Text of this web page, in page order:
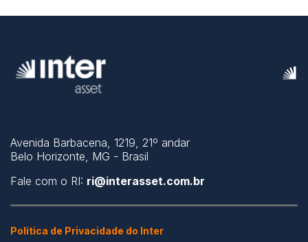
Avenida Barbacena, 1219, 21º andar
Belo Horizonte, MG - Brasil
Fale com o RI: ri@interasset.com.br
Política de Privacidade do Inter